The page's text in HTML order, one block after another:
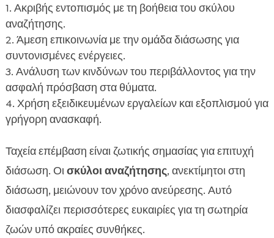
Ακριβής εντοπισμός με τη βοήθεια του σκύλου
αναζήτησης.
Άμεση επικοινωνία με την ομάδα διάσωσης για
συντονισμένες ενέργειες.
Ανάλυση των κινδύνων του περιβάλλοντος για την
ασφαλή πρόσβαση στα θύματα.
Χρήση εξειδικευμένων εργαλείων και εξοπλισμού για
γρήγορη ανασκαφή.
Ταχεία επέμβαση είναι ζωτικής σημασίας για επιτυχή
διάσωση. Οισκύλοι αναζήτησης, ανεκτίμητοι στη
διάσωση, μειώνουν τον χρόνο ανεύρεσης. Αυτό
διασφαλίζει περισσότερες ευκαιρίες για τη σωτηρία
ζωών υπό ακραίες συνθήκες.